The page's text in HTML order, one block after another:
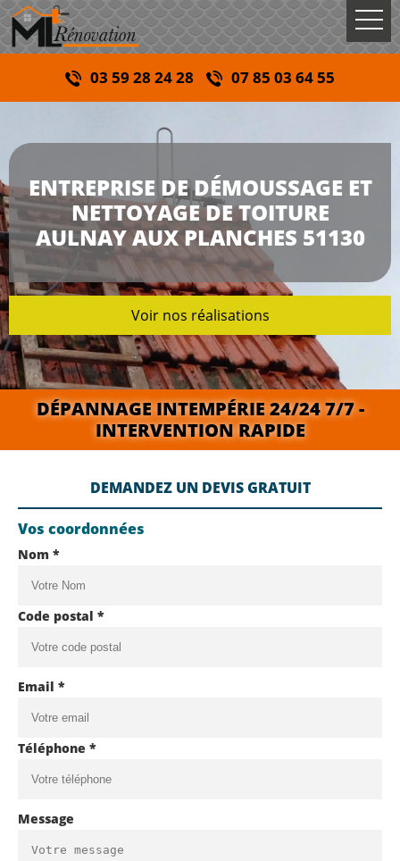
03 59 28 24 28 07 85 03 64 55
ENTREPRISE DE DÉMOUSSAGE ET
NETTOYAGE DE TOITURE
AULNAY AUX PLANCHES 51130
Voir nos réalisations
DÉPANNAGE INTEMPÉRIE 24/24 7/7 -
INTERVENTION RAPIDE
DEMANDEZ UN DEVIS GRATUIT
Vos coordonnées
Nom *
Code postal *
Email *
Téléphone *
Message